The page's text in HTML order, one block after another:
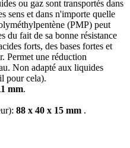
ou gaz sont transportés dans
sens et dans n'importe quelle
(PMP) peut
du fait de sa bonne résistance
forts, des bases fortes et
Permet une réduction
Non adapté aux liquides
pour cela).
mm.
88 x 40 x 15 mm .